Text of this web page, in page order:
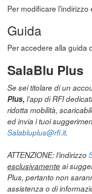
Per modificare
Guida
Per accedere alla guida
SalaBlu Plus
Se sei titolare di un
Plus, l’app di RFI
ridotta mobilità,
ed invia i tuoi
Salabluplus@rfi.it.
ATTENZIONE: l’indirizzo
esclusivamenteai
Plus, pertanto non
assistenza o di